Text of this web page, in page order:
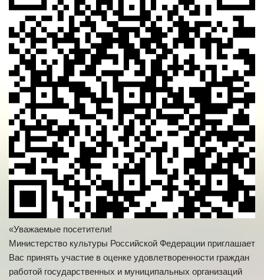
«Уважаемые посетители!
Министерство культуры Российской Федерации приглашает
Вас принять участие в оценке удовлетворенности граждан
работой государственных и муниципальных организаций